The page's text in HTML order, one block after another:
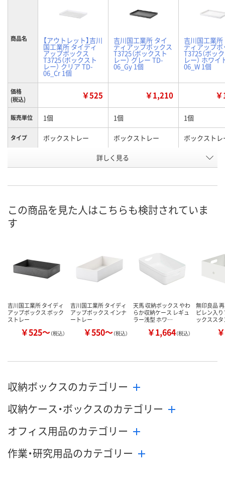
商品名 【アウトレット】吉川
国工業所 タイディ
アップボックス
T3725（ボックスト
レー） クリア TD-
06_Cr 1個
吉川国工業所 タイ
ディアップボックス
T3725（ボックスト
レー） グレー TD-
06_Gy 1個
吉川国工業所
ディアップ
T3725（ボッ
レー） ホワイ
06_W 1個
価格
(税込)
￥525 ￥1,210
販売単位 1個 1個 1個
タイプ ボックストレー ボックストレー ボックストレ
グレー ホワイト
号
お届け日
カゴへ カゴへ カ
詳しく見る
この商品を見た人はこちらも検討されていま
す
吉川国工業所 タイディ
アップボックス ボック
ストレー
￥525～（税込）
吉川国工業所 タイディ
アップボックス インナ
ートレー
￥550～（税込）
天馬 収納ボックス やわ
らか収納ケース レギュ
ラー浅型 ホワ…
￥1,664（税込）
無印良品
ピレン入
ックスス
収納ボックスのカテゴリー
収納ケース・ボックスのカテゴリー
オフィス用品のカテゴリー
作業・研究用品のカテゴリー